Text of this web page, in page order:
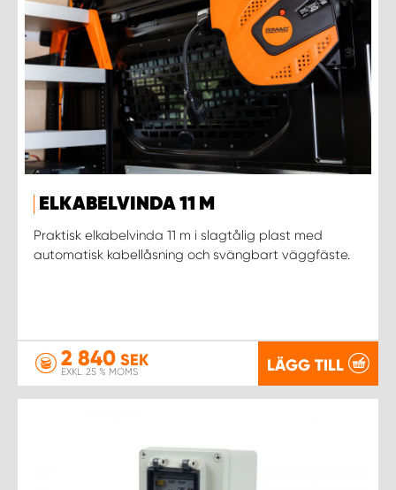
ELKABELVINDA 11 M
Praktisk elkabelvinda 11 m i slagtålig plast med
automatisk kabellåsning och svängbart väggfäste.
2 840 SEK
EXKL. 25 % MOMS LÄGG TILL